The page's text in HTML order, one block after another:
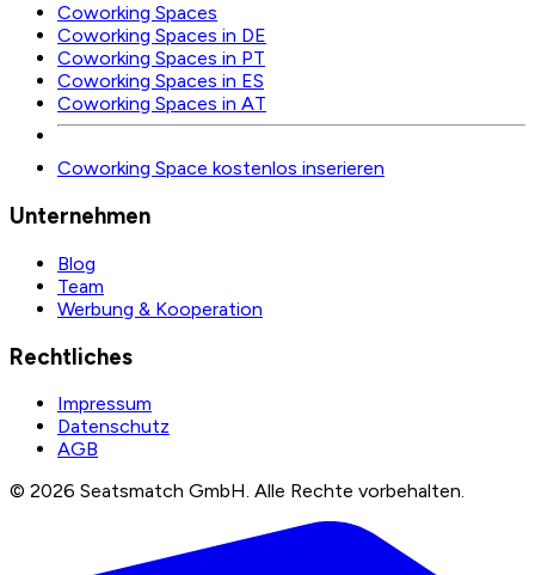
Coworking Spaces
Coworking Spaces in DE
Coworking Spaces in PT
Coworking Spaces in ES
Coworking Spaces in AT
Coworking Space kostenlos inserieren
Unternehmen
Blog
Team
Werbung & Kooperation
Rechtliches
Impressum
Datenschutz
AGB
© 2026 Seatsmatch GmbH. Alle Rechte vorbehalten.